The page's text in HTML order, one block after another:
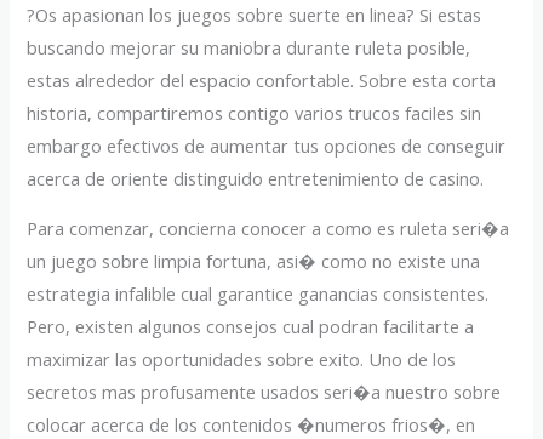
?Os apasionan los juegos sobre suerte en linea? Si estas
buscando mejorar su maniobra durante ruleta posible,
estas alrededor del espacio confortable. Sobre esta corta
historia, compartiremos contigo varios trucos faciles sin
embargo efectivos de aumentar tus opciones de conseguir
acerca de oriente distinguido entretenimiento de casino.
Para comenzar, concierna conocer a como es ruleta seri�a
un juego sobre limpia fortuna, asi� como no existe una
estrategia infalible cual garantice ganancias consistentes.
Pero, existen algunos consejos cual podran facilitarte a
maximizar las oportunidades sobre exito. Uno de los
secretos mas profusamente usados seri�a nuestro sobre
colocar acerca de los contenidos �numeros frios�, en